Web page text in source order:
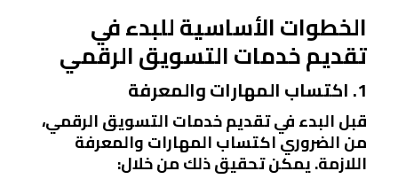
الخطوات الأساسية للبدء في
تقديم خدمات التسويق الرقمي
1. اكتساب المهارات والمعرفة
قبل البدء في تقديم خدمات التسويق الرقمي،
من الضروري اكتساب المهارات والمعرفة
اللازمة. يمكن تحقيق ذلك من خلال: